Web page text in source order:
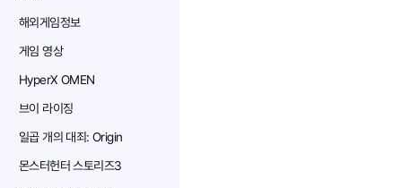
해외게임정보
게임 영상
HyperX OMEN
브이 라이징
일곱 개의 대죄: Origin
몬스터헌터 스토리즈3